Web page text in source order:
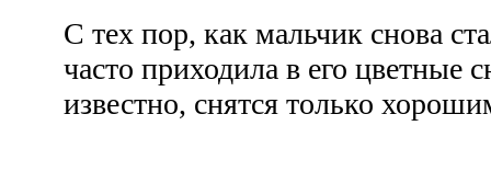
С тех пор, как мальчик снова
часто приходила в его цветные
известно, снятся только